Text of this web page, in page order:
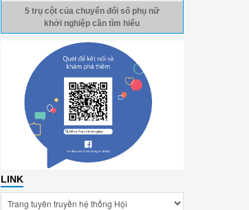
5 trụ cột của chuyển đổi số phụ nữ
khởi nghiệp cần tìm hiểu
LINK